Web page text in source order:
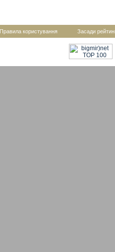
Правила користування Засади